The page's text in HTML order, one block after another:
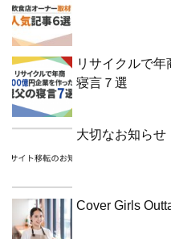
リサイクルで
寝言７選
大切なお知らせ
Cover Girls